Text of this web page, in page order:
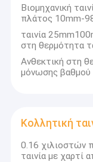
Βιομηχανική
πλάτος 10mm-
ταινία
στη θερμότητα
Ανθεκτική στη
μόνωσης βαθμού
Κολλητική
0.16 χιλιοστών
ταινία με χαρτί